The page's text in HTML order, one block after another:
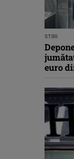
STIRI
euro